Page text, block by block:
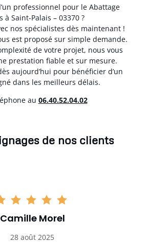
professionnel pour le Abattage
à Saint-Palais – 03370 ?
nos spécialistes dès maintenant !
est proposé sur simple demande.
de votre projet, nous vous
prestation fiable et sur mesure.
aujourd’hui pour bénéficier d’un
dans les meilleurs délais.
au 06.40.52.04.02
de nos clients
Camille Morel
28 août 2025